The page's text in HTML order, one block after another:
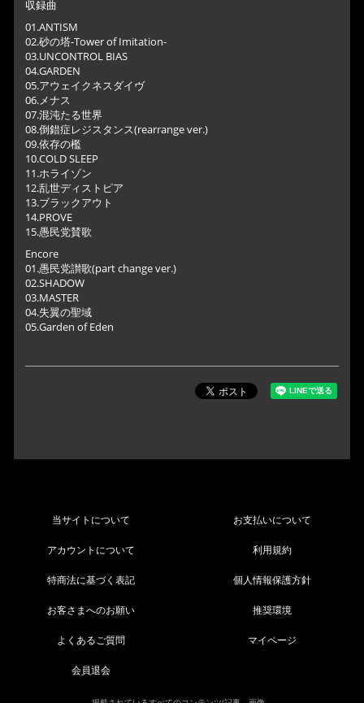
収録曲
01.ANTISM
02.砂の塔-Tower of Imitation-
03.UNCONTROL BIAS
04.GARDEN
05.アウェイクネスダイヴ
06.メナス
07.混沌たる世界
08.倒錯症レジスタンス(rearrange ver.)
09.依存の檻
10.COLD SLEEP
11.ホライゾン
12.乱世ディストピア
13.ブラックアウト
14.PROVE
15.愚民党賛歌
Encore
01.愚民党讃歌(part change ver.)
02.SHADOW
03.MASTER
04.失翼の聖域
05.Garden of Eden
当サイトについて お支払いについて
アカウントについて 利用規約
特商法に基づく表記 個人情報保護方針
お客さまへのお願い 推奨環境
よくあるご質問 マイページ
会員退会